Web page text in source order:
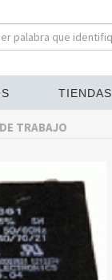
TIENDAS
TRABAJO